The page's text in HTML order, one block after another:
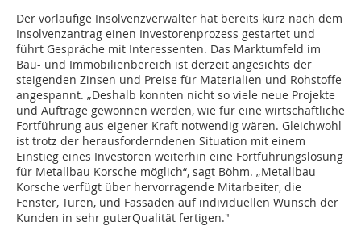
Der vorläufige Insolvenzverwalter hat bereits kurz nach dem
Insolvenzantrag einen Investorenprozess gestartet und
führt Gespräche mit Interessenten. Das Marktumfeld im
Bau- und Immobilienbereich ist derzeit angesichts der
steigenden Zinsen und Preise für Materialien und Rohstoffe
angespannt. „Deshalb konnten nicht so viele neue Projekte
und Aufträge gewonnen werden, wie für eine wirtschaftliche
Fortführung aus eigener Kraft notwendig wären. Gleichwohl
ist trotz der herausforderndenen Situation mit einem
Einstieg eines Investoren weiterhin eine Fortführungslösung
für Metallbau Korsche möglich“, sagt Böhm. „Metallbau
Korsche verfügt über hervorragende Mitarbeiter, die
Fenster, Türen, und Fassaden auf individuellen Wunsch der
Kunden in sehr guterQualität fertigen."